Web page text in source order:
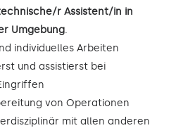
r Assistent/in in
Umgebung.
individuelles Arbeiten
und assistierst bei
von Operationen
mit allen anderen